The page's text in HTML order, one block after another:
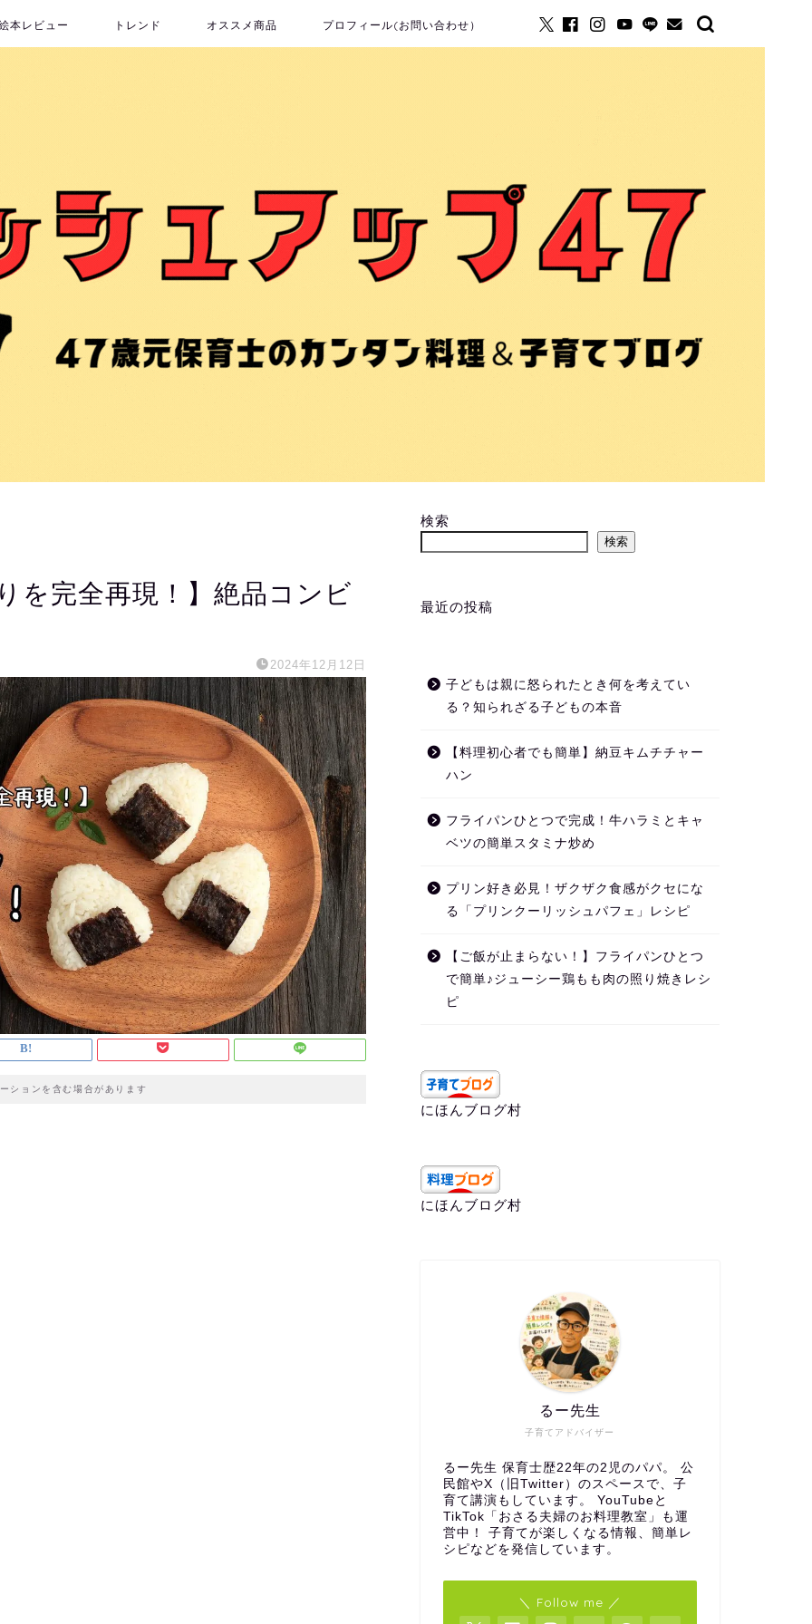
本レビュー トレンド オススメ商品 プロフィール(お問い合わせ）
を完全再現！】絶品コンビ
2024年12月12日
ションを含む場合があります
検索
検索
最近の投稿
子どもは親に怒られたとき何を考えてい
る？知られざる子どもの本音
【料理初心者でも簡単】納豆キムチチャー
ハン
フライパンひとつで完成！牛ハラミとキャ
ベツの簡単スタミナ炒め
プリン好き必見！ザクザク食感がクセにな
る「プリンクーリッシュパフェ」レシピ
【ご飯が止まらない！】フライパンひとつ
で簡単♪ジューシー鶏もも肉の照り焼きレシ
ピ
にほんブログ村
にほんブログ村
子育てアドバイザー
るー先生
るー先生 保育士歴22年の2児のパパ。 公
民館やX（旧Twitter）のスペースで、子
育て講演もしています。 YouTubeと
TikTok「おさる夫婦のお料理教室」も運
営中！ 子育てが楽しくなる情報、簡単レ
シピなどを発信しています。
＼ Follow me ／